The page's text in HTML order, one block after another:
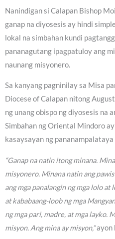
Nanindigan si Calapan Bishop
ganap na diyosesis ay hindi
lokal na simbahan kundi
pananagutang ipagpatuloy ang
naunang misyonero.
Sa kanyang pagninilay sa Misa
Diocese of Calapan nitong
ng unang obispo ng diyosesis na
Simbahan ng Oriental Mindoro
kasaysayan ng
“Ganap na natin itong minana.
misyonero. Minana natin ang
ang mga panalangin ng mga lolo at
at kababaang-loob ng mga
ng mga pari, madre, at mga layko.
misyon. Ang mina ay misyon,”ayon